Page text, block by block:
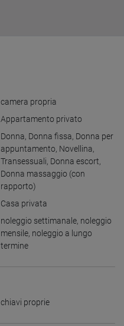
camera propria
Appartamento privato
Donna, Donna fissa, Donna per
appuntamento, Novellina,
Transessuali, Donna escort,
Donna massaggio (con
rapporto)
Casa privata
noleggio settimanale, noleggio
mensile, noleggio a lungo
termine
chiavi proprie